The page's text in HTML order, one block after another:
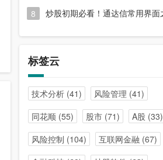
8
标签云
技术分析 (41) 风险管理 (41)
同花顺 (55) 股市 (71) A股 (33)
风险控制 (104) 互联网金融 (67)